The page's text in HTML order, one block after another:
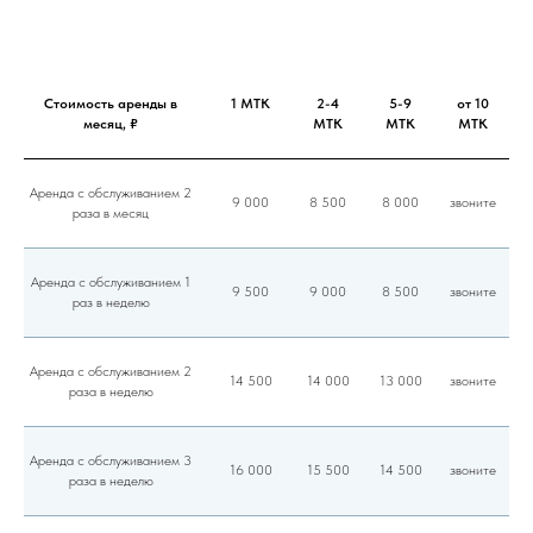
Стоимость аренды в
месяц, ₽
1 МТК
2-4
МТК
5-9
МТК
от 10
МТК
Аренда с обслуживанием 2
раза в месяц
9 000 8 500 8 000 звоните
Аренда с обслуживанием 1
раз в неделю
9 500 9 000 8 500 звоните
Аренда с обслуживанием 2
раза в неделю
14 500 14 000 13 000 звоните
Аренда с обслуживанием 3
раза в неделю
16 000 15 500 14 500 звоните